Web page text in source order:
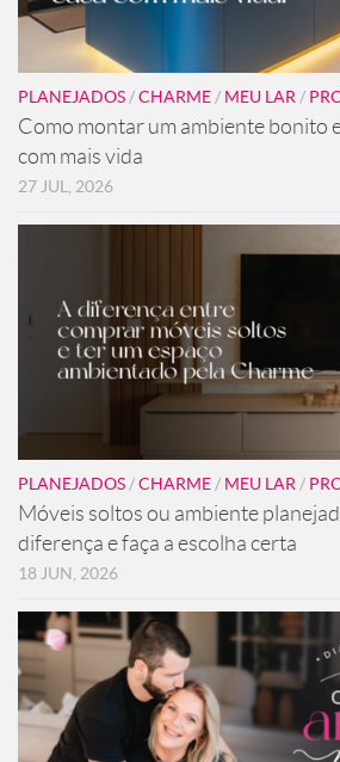
PLANEJADOS/CHARME/ MEU LAR/
Como montar um ambiente bonito
com mais vida
27 JUL, 2026
PLANEJADOS/CHARME/ MEU LAR/
Móveis soltos ou ambiente
diferença e faça a escolha certa
18 JUN, 2026